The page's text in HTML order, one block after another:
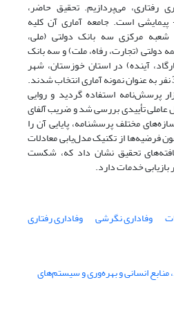
رفتاری، می‌پردازیم. تحقیق حاضر،
است. جامعه آماری آن کلیه
شعبه مرکزی سه بانک دولتی (ملی،
دولتی (تجارت، رفاه، ملت) و سه بانک
آینده) در استان خوزستان، شهر
دزفول می‌باشد که تعداد 384 نفر به عنوان نمونه آماری انتخاب شدند.
پرسش‌نامه استفاده گردید و روایی
عاملی تأییدی بررسی شد و ضریب آلفای
از 7/0 برای سازه‌های مختلف پرسشنامه، پایایی آن را
فرضیه‌ها از تکنیک مدل‌یابی معادلات
تحقیق نشان داد که، شکست
بازیابی خدمات دارد.
وفاداری نگرشی وفاداری رفتاری
انسانی و بهره‌وری و سیستم‌های